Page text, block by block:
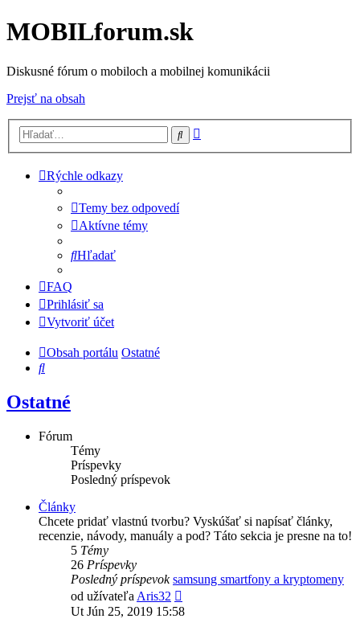
MOBILforum.sk
Diskusné fórum o mobiloch a mobilnej komunikácii
Prejsť na obsah
Hľadať
Rýchle odkazy
Temy bez odpovedí
Aktívne témy
Hľadať
FAQ
Prihlásiť sa
Vytvoriť účet
Obsah portálu Ostatné
Hľadať
Ostatné
Fórum
Témy
Príspevky
Posledný príspevok
Články
Chcete pridať vlastnú tvorbu? Vyskúšať si napísať články,
recenzie, návody, manuály a pod? Táto sekcia je presne na to!
5 Témy
26 Príspevky
Posledný príspevok samsung smartfony a kryptomeny
od užívateľa Aris32
posledný
Ut Jún 25, 2019 15:58